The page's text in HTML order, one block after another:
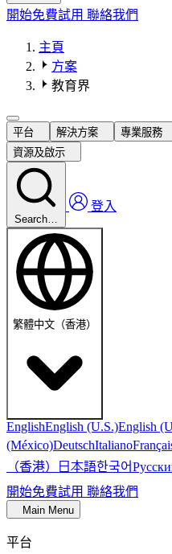
開始免費試用 聯絡我們
主頁
方案
教育界
平台 解決方案 專業服務
資源及啟示
Search…
登入
繁體中文（香港）
EnglishEnglish (U.S.)English
(México)DeutschItaliano
（香港） 日本語한국어
開始免費試用 聯絡我們
Main Menu
平台